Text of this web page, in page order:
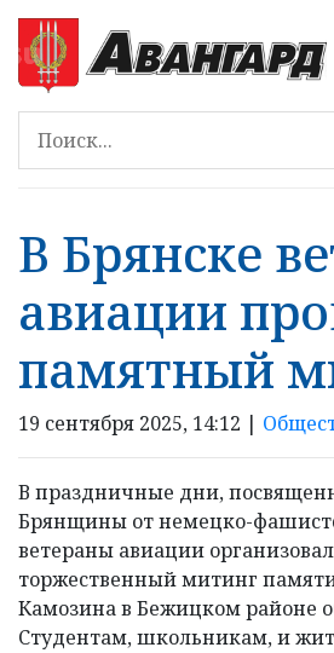
В Брянске
авиации
памятный
19 сентября 2025, 14:12 |
В праздничные дни,
Брянщины от немецко-
ветераны авиации
торжественный митинг
Камозина в Бежицком районе
Студентам, школьникам, и